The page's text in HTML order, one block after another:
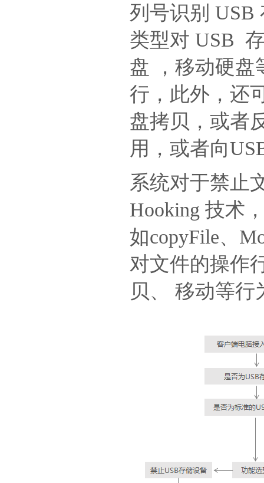
列号识别 USB
类型对 USB
盘 ，移动硬盘
行，此外，还
盘拷贝，或者
用，或者向
系统对于禁止
Hooking 技术
如copyFile、
对文件的操作
贝、 移动等